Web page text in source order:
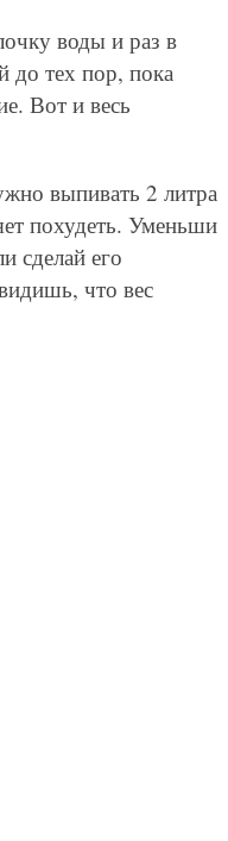
воды и раз в
до тех пор, пока
Вот и весь
выпивать 2 литра
похудеть. Уменьши
сделай его
что вес